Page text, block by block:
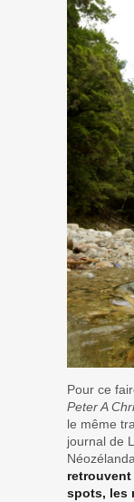
Pour ce
Peter A
le même
journal de
retrouvent
spots, les